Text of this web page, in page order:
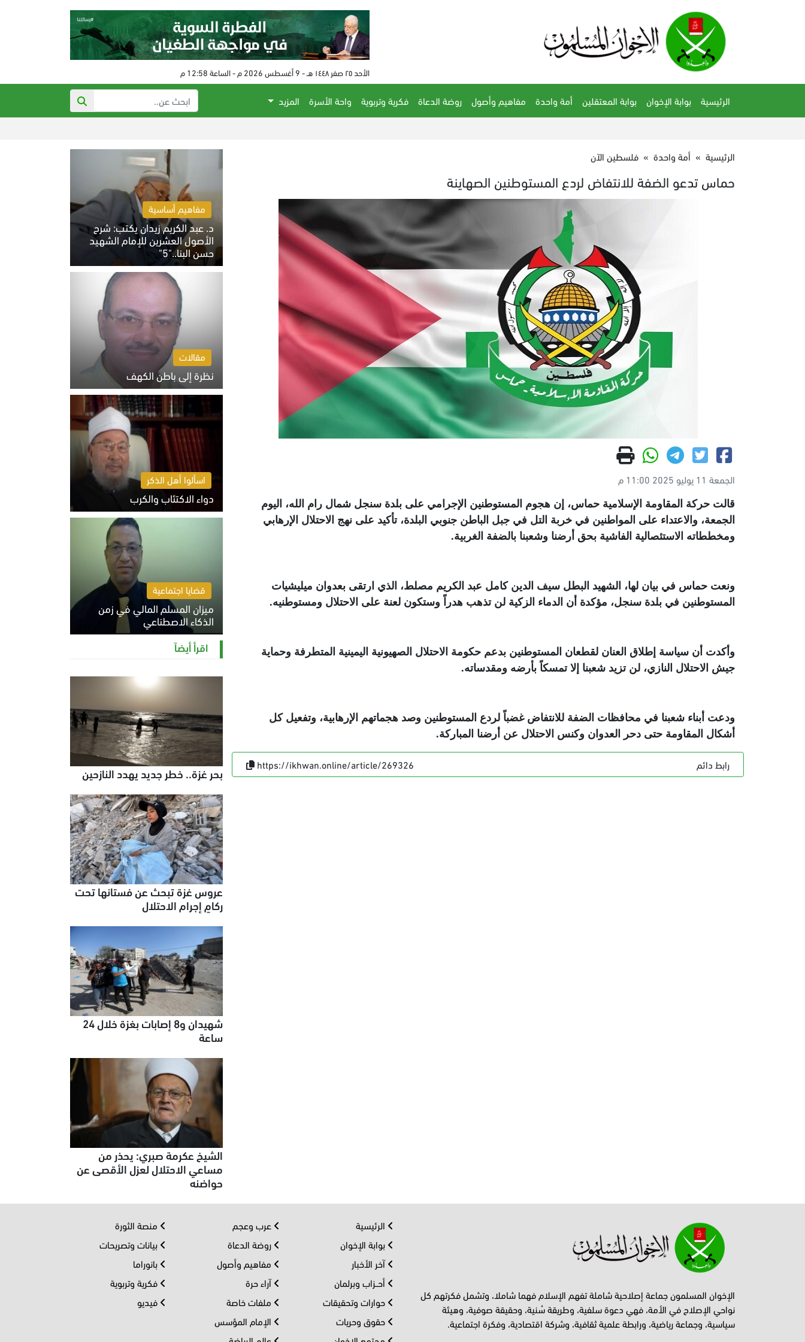
الأحد ٢٥ صفر ١٤٤٨ هـ - 9 أغسطس 2026 م - الساعة 12:58 م
الرئيسية بوابة الإخوان بوابة المعتقلين أمة واحدة مفاهيم وأصول روضة الدعاة فكرية وتربوية واحة الأسرة
المزيد
الرئيسية » أمة واحدة » فلسطين الآن
حماس تدعو الضفة للانتفاض لردع المستوطنين الصهاينة
الجمعة 11 يوليو 2025 11:00 م
قالت حركة المقاومة الإسلامية حماس، إن هجوم المستوطنين الإجرامي على بلدة سنجل شمال رام الله، اليوم
الجمعة، والاعتداء على المواطنين في خربة التل في جبل الباطن جنوبي البلدة، تأكيد على نهج الاحتلال الإرهابي
ومخططاته الاستئصالية الفاشية بحق أرضنا وشعبنا بالضفة الغربية.
ونعت حماس في بيان لها، الشهيد البطل سيف الدين كامل عبد الكريم مصلط، الذي ارتقى بعدوان ميليشيات
المستوطنين في بلدة سنجل، مؤكدة أن الدماء الزكية لن تذهب هدراً وستكون لعنة على الاحتلال ومستوطنيه.
وأكدت أن سياسة إطلاق العنان لقطعان المستوطنين بدعم حكومة الاحتلال الصهيونية اليمينية المتطرفة وحماية
جيش الاحتلال النازي، لن تزيد شعبنا إلا تمسكاً بأرضه ومقدساته.
ودعت أبناء شعبنا في محافظات الضفة للانتفاض غضباً لردع المستوطنين وصد هجماتهم الإرهابية، وتفعيل كل
أشكال المقاومة حتى دحر العدوان وكنس الاحتلال عن أرضنا المباركة.
رابط دائم https://ikhwan.online/article/269326
مفاهيم أساسية
د. عبد الكريم زيدان يكتب: شرح
الأصول العشرين للإمام الشهيد
حسن البنا.."5"
السبت 8 أغسطس 2026 10:46 ص
مقالات
نظرة إلى باطن الكهف
السبت 8 أغسطس 2026 11:04 ص
اسألوا أهل الذكر
دواء الاكتئاب والكرب
السبت 8 أغسطس 2026 10:54 ص
قضايا اجتماعية
ميزان المسلم المالي في زمن
الذكاء الاصطناعي
السبت 8 أغسطس 2026 11:21 ص
اقرأ أيضاً
بحر غزة.. خطر جديد يهدد النازحين
عروس غزة تبحث عن فستانها تحت
ركامٍ إجرام الاحتلال
شهيدان و8 إصابات بغزة خلال 24
ساعة
الشيخ عكرمة صبري: يحذر من
مساعي الاحتلال لعزل الأقصى عن
حواضنه
الإخوان المسلمون جماعة إصلاحية شاملة تفهم الإسلام فهما شاملا، وتشمل فكرتهم كل
نواحي الإصلاح في الأمة، فهي دعوة سلفية، وطريقة سُنية، وحقيقة صوفية، وهيئة
سياسية، وجماعة رياضية، ورابطة علمية ثقافية، وشركة اقتصادية، وفكرة اجتماعية.
الرئيسية
بوابة الإخوان
آخر الأخبار
أحــزاب وبرلمان
حوارات وتحقيقات
حقوق وحريات
عرب وعجم
روضة الدعاة
مفاهيم وأصول
آراء حرة
ملفات خاصة
الإمام المؤسس
منصة الثورة
بيانات وتصريحات
بانوراما
فكرية وتربوية
فيديو